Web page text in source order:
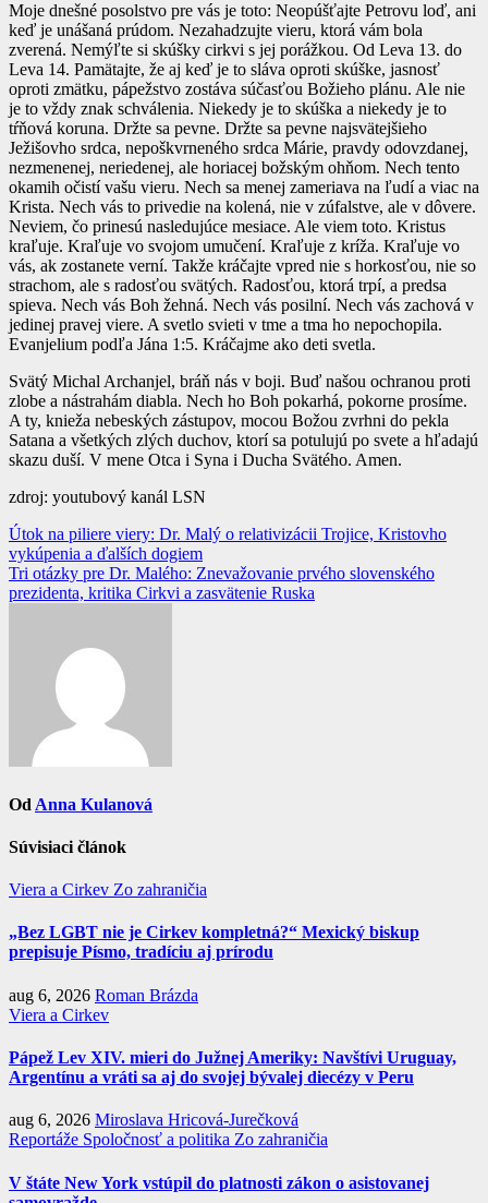
Moje dnešné posolstvo pre vás je toto: Neopúšťajte Petrovu loď, ani
keď je unášaná prúdom. Nezahadzujte vieru, ktorá vám bola
zverená. Nemýľte si skúšky cirkvi s jej porážkou. Od Leva 13. do
Leva 14. Pamätajte, že aj keď je to sláva oproti skúške, jasnosť
oproti zmätku, pápežstvo zostáva súčasťou Božieho plánu. Ale nie
je to vždy znak schválenia. Niekedy je to skúška a niekedy je to
tŕňová koruna. Držte sa pevne. Držte sa pevne najsvätejšieho
Ježišovho srdca, nepoškvrneného srdca Márie, pravdy odovzdanej,
nezmenenej, neriedenej, ale horiacej božským ohňom. Nech tento
okamih očistí vašu vieru. Nech sa menej zameriava na ľudí a viac na
Krista. Nech vás to privedie na kolená, nie v zúfalstve, ale v dôvere.
Neviem, čo prinesú nasledujúce mesiace. Ale viem toto. Kristus
kraľuje. Kraľuje vo svojom umučení. Kraľuje z kríža. Kraľuje vo
vás, ak zostanete verní. Takže kráčajte vpred nie s horkosťou, nie so
strachom, ale s radosťou svätých. Radosťou, ktorá trpí, a predsa
spieva. Nech vás Boh žehná. Nech vás posilní. Nech vás zachová v
jedinej pravej viere. A svetlo svieti v tme a tma ho nepochopila.
Evanjelium podľa Jána 1:5. Kráčajme ako deti svetla.
Svätý Michal Archanjel, bráň nás v boji. Buď našou ochranou proti
zlobe a nástrahám diabla. Nech ho Boh pokarhá, pokorne prosíme.
A ty, knieža nebeských zástupov, mocou Božou zvrhni do pekla
Satana a všetkých zlých duchov, ktorí sa potulujú po svete a hľadajú
skazu duší. V mene Otca i Syna i Ducha Svätého. Amen.
zdroj: youtubový kanál LSN
Navigácia
v
článku
Útok na piliere viery: Dr. Malý o relativizácii Trojice, Kristovho
vykúpenia a ďalších dogiem
Tri otázky pre Dr. Malého: Znevažovanie prvého slovenského
prezidenta, kritika Cirkvi a zasvätenie Ruska
Od Anna Kulanová
Súvisiaci článok
Viera a Cirkev Zo zahraničia
„Bez LGBT nie je Cirkev kompletná?“ Mexický biskup
prepisuje Písmo, tradíciu aj prírodu
aug 6, 2026 Roman Brázda
Viera a Cirkev
Pápež Lev XIV. mieri do Južnej Ameriky: Navštívi Uruguay,
Argentínu a vráti sa aj do svojej bývalej diecézy v Peru
aug 6, 2026 Miroslava Hricová-Jurečková
Reportáže Spoločnosť a politika Zo zahraničia
V štáte New York vstúpil do platnosti zákon o asistovanej